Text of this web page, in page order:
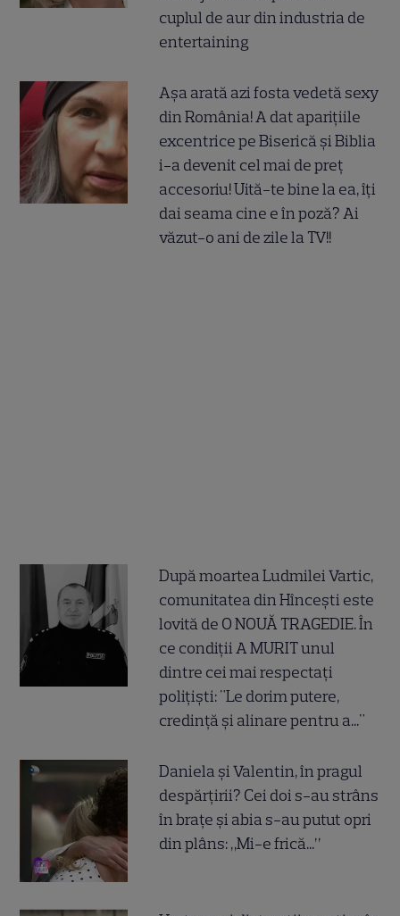
cuplul de aur din industria de
entertaining
Așa arată azi fosta vedetă sexy
din România! A dat aparițiile
excentrice pe Biserică și Biblia
i-a devenit cel mai de preț
accesoriu! Uită-te bine la ea, îți
dai seama cine e în poză? Ai
văzut-o ani de zile la TV!!
După moartea Ludmilei Vartic,
comunitatea din Hîncești este
lovită de O NOUĂ TRAGEDIE. În
ce condiții A MURIT unul
dintre cei mai respectați
polițiști: "Le dorim putere,
credință și alinare pentru a..."
Daniela și Valentin, în pragul
despărțirii? Cei doi s-au strâns
în brațe și abia s-au putut opri
din plâns: „Mi-e frică...”